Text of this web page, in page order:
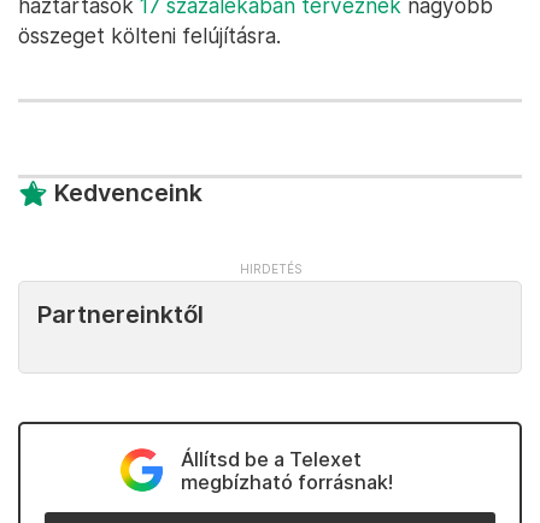
háztartások 17 százalékában terveznek nagyobb
összeget költeni felújításra.
Kedvenceink
Partnereinktől
Állítsd be a Telexet
megbízható forrásnak!